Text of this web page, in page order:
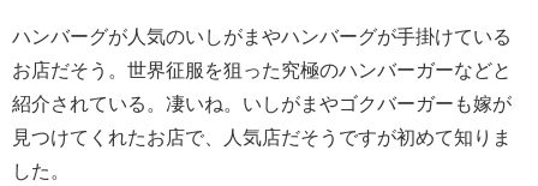
ハンバーグが人気のいしがまやハンバーグが手掛けている
お店だそう。世界征服を狙った究極のハンバーガーなどと
紹介されている。凄いね。いしがまやゴクバーガーも嫁が
見つけてくれたお店で、人気店だそうですが初めて知りま
した。